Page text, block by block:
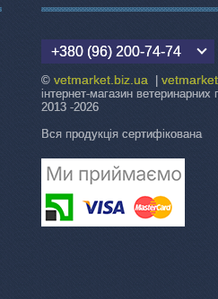
+380 (96) 200-74-74
©vetmarket.biz.ua |
інтернет-магазин ветеринарних
2013 -2026
Вся продукція сертифікована